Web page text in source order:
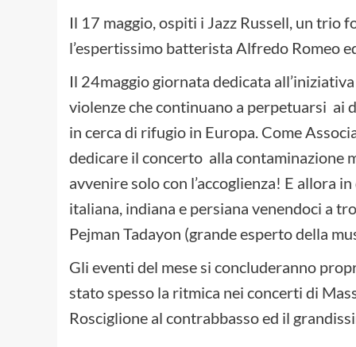
Il 17 maggio, ospiti i Jazz Russell, un trio
l’espertissimo batterista Alfredo Romeo
Il 24maggio giornata dedicata all’iniziativa
violenze che continuano a perpetuarsi ai
in cerca di rifugio in Europa. Come
dedicare il concerto alla contaminazione
avvenire solo con l’accoglienza! E allora
italiana, indiana e persiana venendoci a
Pejman Tadayon (grande esperto della
Gli eventi del mese si concluderanno
stato spesso la ritmica nei concerti di
Rosciglione al contrabbasso ed il